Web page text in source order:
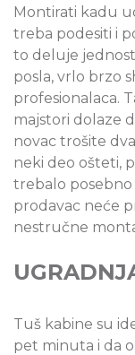
Montirati kadu
treba podesiti i
to deluje
posla, vrlo brzo
profesionalaca.
majstori dolaze
novac trošite
neki deo ošteti,
trebalo posebno
prodavac neće
nestručne
Tuš kabine su
pet minuta i da